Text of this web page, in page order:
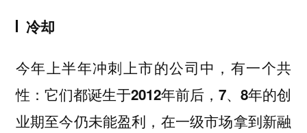
冷却
今年上半年冲刺上市的公司中，有一个共
性： 它们都诞生于2012年前后，7、8年的创
业期至今仍未能盈利，在一级市场拿到新融